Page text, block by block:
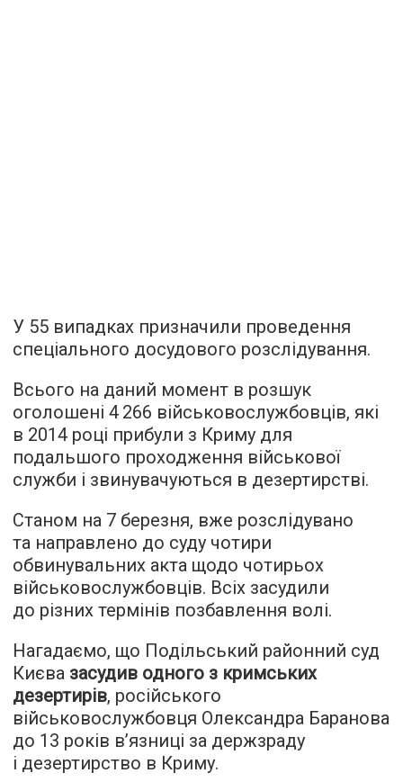
У 55 випадках призначили проведення
спеціального досудового розслідування.
Всього на даний момент в розшук
оголошені 4 266 військовослужбовців, які
в 2014 році прибули з Криму для
подальшого проходження військової
служби і звинувачуються в дезертирстві.
Станом на 7 березня, вже розслідувано
та направлено до суду чотири
обвинувальних акта щодо чотирьох
військовослужбовців. Всіх засудили
до різних термінів позбавлення волі.
Нагадаємо, що Подільський районний суд
Києва засудив одного з кримських
дезертирів, російського
військовослужбовця Олександра Баранова
до 13 років в’язниці за держзраду
і дезертирство в Криму.